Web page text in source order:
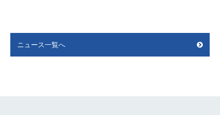
ニュース一覧へ